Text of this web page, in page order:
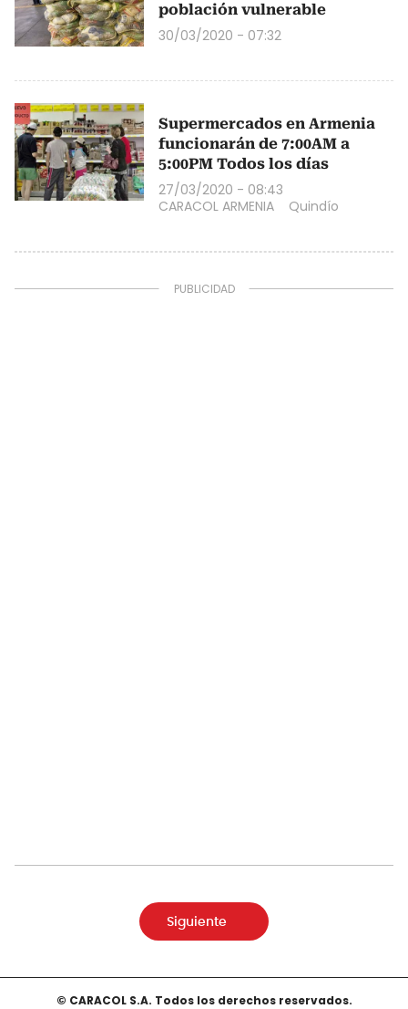
población vulnerable
30/03/2020 - 07:32
Supermercados en Armenia
funcionarán de 7:00AM a
5:00PM Todos los días
27/03/2020 - 08:43
CARACOL ARMENIA
Quindío
Siguiente
© CARACOL S.A. Todos los derechos reservados.